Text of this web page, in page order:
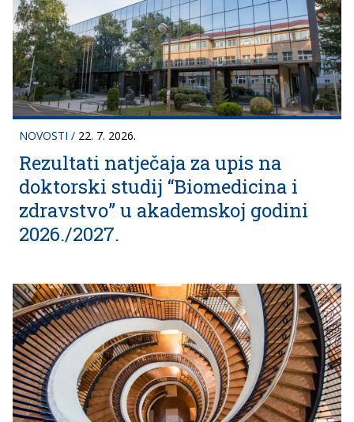
NOVOSTI / 22. 7. 2026.
Rezultati natječaja za upis na
doktorski studij “Biomedicina i
zdravstvo” u akademskoj godini
2026./2027.